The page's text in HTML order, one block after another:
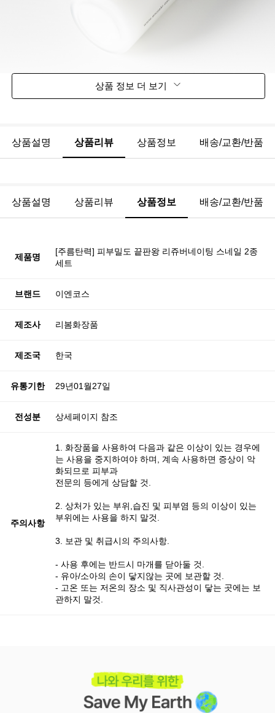
상품 정보 더 보기
상품설명 상품리뷰 상품정보 배송/교환/반품
상품설명 상품리뷰 상품정보 배송/교환/반품
제품명
[주름탄력] 피부밀도 끝판왕 리쥬버네이팅 스네일 2종
세트
브랜드 이엔코스
제조사 리봄화장품
제조국 한국
유통기한 29년01월27일
전성분 상세페이지 참조
주의사항
1. 화장품을 사용하여 다음과 같은 이상이 있는 경우에
는 사용을 중지하여야 하며, 계속 사용하면 증상이 악
화되므로 피부과
전문의 등에게 상담할 것.
2. 상처가 있는 부위,습진 및 피부염 등의 이상이 있는
부위에는 사용을 하지 말것.
3. 보관 및 취급시의 주의사항.
- 사용 후에는 반드시 마개를 닫아둘 것.
- 유아/소아의 손이 닿지않는 곳에 보관할 것.
- 고온 또는 저온의 장소 및 직사관성이 닿는 곳에는 보
관하지 말것.